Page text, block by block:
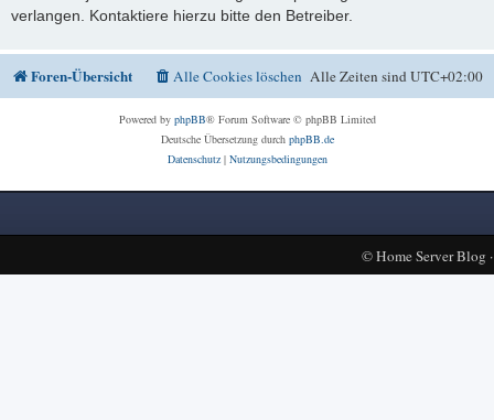
verlangen. Kontaktiere hierzu bitte den Betreiber.
Foren-Übersicht Alle Zeiten sindUTC+02:00
Alle Cookies löschen
Powered by phpBB® Forum Software © phpBB Limited
Deutsche Übersetzung durch phpBB.de
Datenschutz| Nutzungsbedingungen
©Home Server Blog